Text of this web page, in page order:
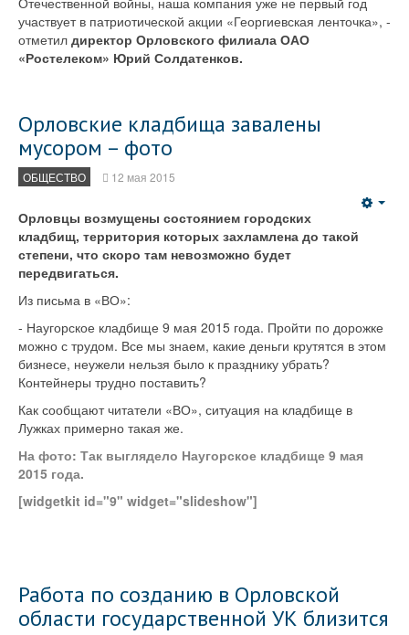
участвует в патриотической акции «Георгиевская ленточка», -
отметил директор Орловского филиала ОАО
«Ростелеком» Юрий Солдатенков.
Орловские кладбища завалены
мусором – фото
ОБЩЕСТВО 12 мая 2015
Орловцы возмущены состоянием городских
кладбищ, территория которых захламлена до такой
степени, что скоро там невозможно будет
передвигаться.
Из письма в «ВО»:
- Наугорское кладбище 9 мая 2015 года. Пройти по дорожке
можно с трудом. Все мы знаем, какие деньги крутятся в этом
бизнесе, неужели нельзя было к празднику убрать?
Контейнеры трудно поставить?
Как сообщают читатели «ВО», ситуация на кладбище в
Лужках примерно такая же.
На фото: Так выглядело Наугорское кладбище 9 мая
2015 года.
[widgetkit id="9" widget="slideshow"]
Работа по созданию в Орловской
области государственной УК близится